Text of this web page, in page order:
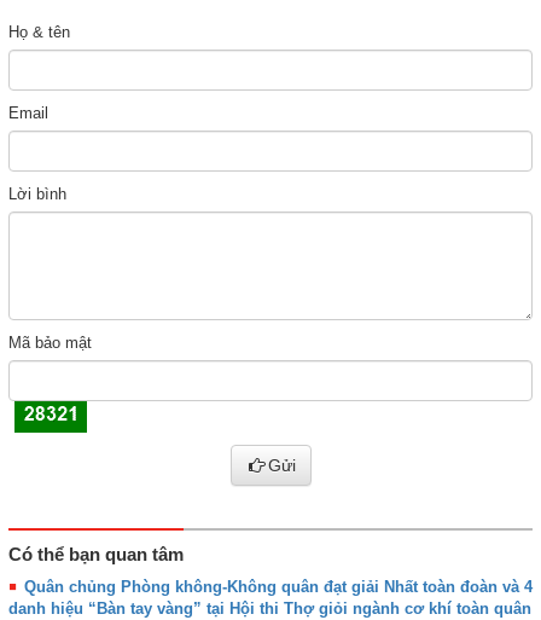
Họ & tên
Email
Lời bình
Mã bảo mật
Gửi
Có thể bạn quan tâm
Quân chủng Phòng không-Không quân đạt giải Nhất toàn đoàn và 4
danh hiệu “Bàn tay vàng” tại Hội thi Thợ giỏi ngành cơ khí toàn quân